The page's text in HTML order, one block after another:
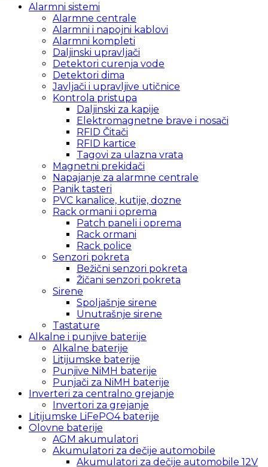
Alarmni sistemi
Alarmne centrale
Alarmni i napojni kablovi
Alarmni kompleti
Daljinski upravljači
Detektori curenja vode
Detektori dima
Javljači i upravljive utičnice
Kontrola pristupa
Daljinski za kapije
Elektromagnetne brave i nosači
RFID Čitači
RFID kartice
Tagovi za ulazna vrata
Magnetni prekidači
Napajanje za alarmne centrale
Panik tasteri
PVC kanalice, kutije, dozne
Rack ormani i oprema
Patch paneli i oprema
Rack ormani
Rack police
Senzori pokreta
Bežični senzori pokreta
Žičani senzori pokreta
Sirene
Spoljašnje sirene
Unutrašnje sirene
Tastature
Alkalne i punjive baterije
Alkalne baterije
Litijumske baterije
Punjive NiMH baterije
Punjači za NiMH baterije
Inverteri za centralno grejanje
Invertori za grejanje
Litijumske LiFePO4 baterije
Olovne baterije
AGM akumulatori
Akumulatori za dečije automobile
Akumulatori za dečije automobile 12V